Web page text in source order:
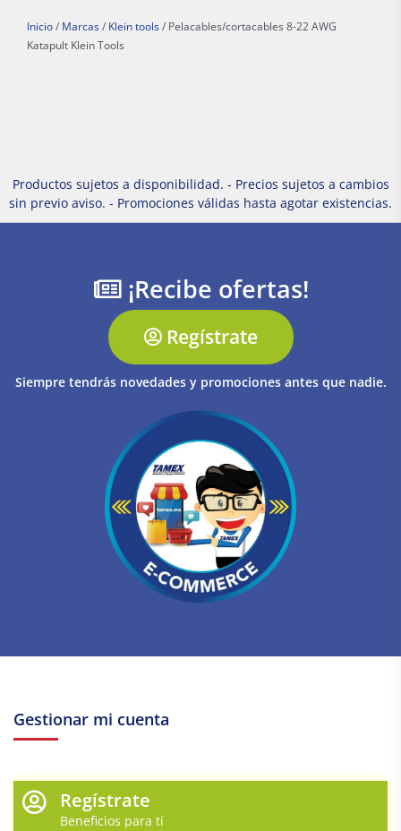
Inicio / Marcas / Klein tools / Pelacables/cortacables 8-22 AWG
Katapult Klein Tools
Productos sujetos a disponibilidad. - Precios sujetos a cambios
sin previo aviso. - Promociones válidas hasta agotar existencias.
¡Recibe ofertas!
Regístrate
Siempre tendrás novedades y promociones antes que nadie.
Gestionar mi cuenta
Regístrate
Beneficios para tí